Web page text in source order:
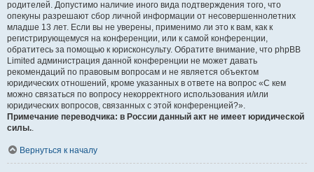
родителей. Допустимо наличие иного вида подтверждения того, что
опекуны разрешают сбор личной информации от несовершеннолетних
младше 13 лет. Если вы не уверены, применимо ли это к вам, как к
регистрирующемуся на конференции, или к самой конференции,
обратитесь за помощью к юрисконсульту. Обратите внимание, что phpBB
Limited администрация данной конференции не может давать
рекомендаций по правовым вопросам и не является объектом
юридических отношений, кроме указанных в ответе на вопрос «С кем
можно связаться по вопросу некорректного использования и/или
юридических вопросов, связанных с этой конференцией?».
Примечание переводчика: в России данный акт не имеет юридической
силы..
Вернуться к началу